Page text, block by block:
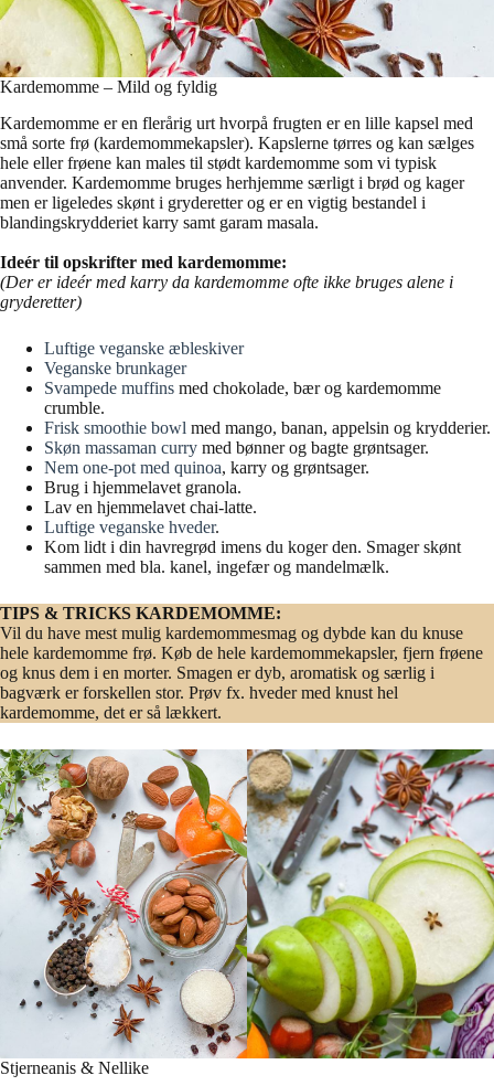
Kardemomme – Mild og fyldig
Kardemomme er en flerårig urt hvorpå frugten er en lille kapsel med
små sorte frø (kardemommekapsler). Kapslerne tørres og kan sælges
hele eller frøene kan males til stødt kardemomme som vi typisk
anvender. Kardemomme bruges herhjemme særligt i brød og kager
men er ligeledes skønt i gryderetter og er en vigtig bestandel i
blandingskrydderiet karry samt garam masala.
Ideér til opskrifter med kardemomme:
(Der er ideér med karry da kardemomme ofte ikke bruges alene i
gryderetter)
Luftige veganske æbleskiver
Veganske brunkager
Svampede muffins med chokolade, bær og kardemomme
crumble.
Frisk smoothie bowl med mango, banan, appelsin og krydderier.
Skøn massaman curry med bønner og bagte grøntsager.
Nem one-pot med quinoa, karry og grøntsager.
Brug i hjemmelavet granola.
Lav en hjemmelavet chai-latte.
Luftige veganske hveder.
Kom lidt i din havregrød imens du koger den. Smager skønt
sammen med bla. kanel, ingefær og mandelmælk.
TIPS & TRICKS KARDEMOMME:
Vil du have mest mulig kardemommesmag og dybde kan du knuse
hele kardemomme frø. Køb de hele kardemommekapsler, fjern frøene
og knus dem i en morter. Smagen er dyb, aromatisk og særlig i
bagværk er forskellen stor. Prøv fx. hveder med knust hel
kardemomme, det er så lækkert.
Stjerneanis & Nellike